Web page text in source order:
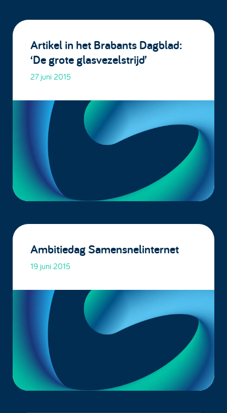
Artikel in het Brabants Dagblad:
‘De grote glasvezelstrijd’
27 juni 2015
Ambitiedag Samensnelinternet
19 juni 2015